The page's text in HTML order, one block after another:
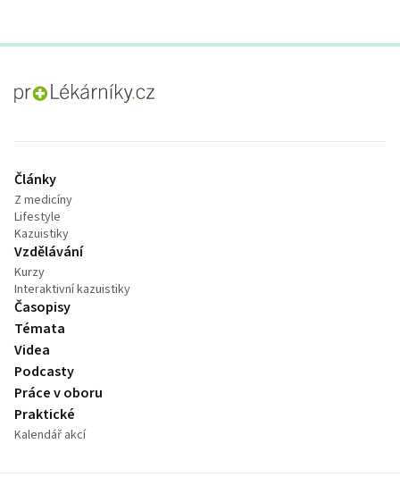
proLékaře.cz
Články
Z medicíny
Lifestyle
Kazuistiky
Vzdělávání
Kurzy
Interaktivní kazuistiky
Časopisy
Témata
Videa
Podcasty
Práce v oboru
Praktické
Kalendář akcí